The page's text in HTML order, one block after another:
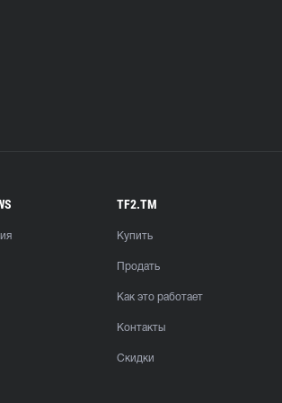
TF2.TM
Купить
Продать
Как это работает
Контакты
Скидки